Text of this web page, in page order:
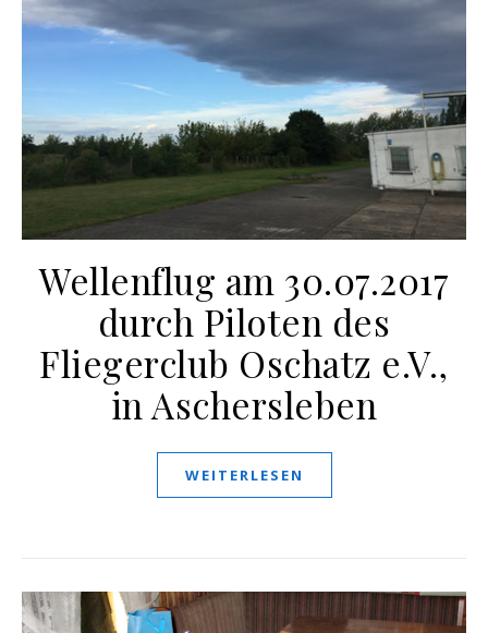
Wellenflug am 30.07.2017
durch Piloten des
Fliegerclub Oschatz e.V.,
in Aschersleben
WEITERLESEN